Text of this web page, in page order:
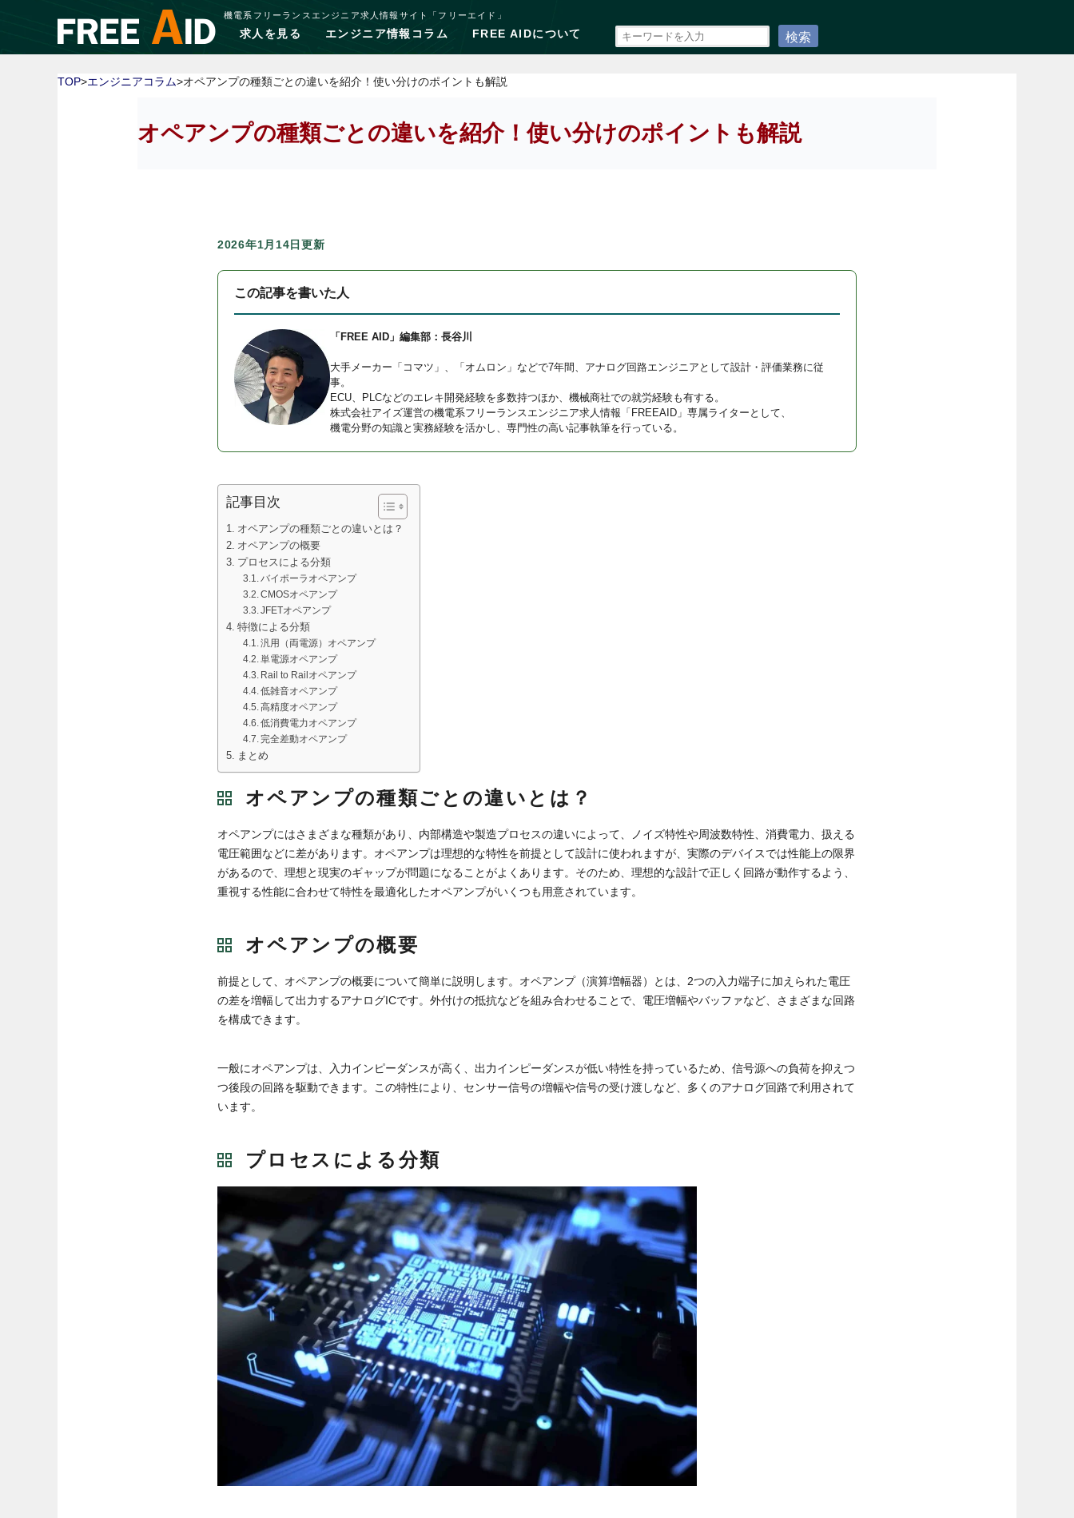
機電系フリーランスエンジニア求人情報サイト「フリーエイド」
求人を見る エンジニア情報コラム FREE AIDについて 検索
TOP>エンジニアコラム>オペアンプの種類ごとの違いを紹介！使い分けのポイントも解説
オペアンプの種類ごとの違いを紹介！使い分けのポイントも解説
2026年1月14日更新
この記事を書いた人
「FREE AID」編集部：長谷川
大手メーカー「コマツ」、「オムロン」などで7年間、アナログ回路エンジニアとして設計・評価業務に従
事。
ECU、PLCなどのエレキ開発経験を多数持つほか、機械商社での就労経験も有する。
株式会社アイズ運営の機電系フリーランスエンジニア求人情報「FREEAID」専属ライターとして、
機電分野の知識と実務経験を活かし、専門性の高い記事執筆を行っている。
記事目次
オペアンプの種類ごとの違いとは？
オペアンプの概要
プロセスによる分類
バイポーラオペアンプ
CMOSオペアンプ
JFETオペアンプ
特徴による分類
汎用（両電源）オペアンプ
単電源オペアンプ
Rail to Railオペアンプ
低雑音オペアンプ
高精度オペアンプ
低消費電力オペアンプ
完全差動オペアンプ
まとめ
オペアンプの種類ごとの違いとは？
オペアンプにはさまざまな種類があり、内部構造や製造プロセスの違いによって、ノイズ特性や周波数特性、消費電力、扱える
電圧範囲などに差があります。オペアンプは理想的な特性を前提として設計に使われますが、実際のデバイスでは性能上の限界
があるので、理想と現実のギャップが問題になることがよくあります。そのため、理想的な設計で正しく回路が動作するよう、
重視する性能に合わせて特性を最適化したオペアンプがいくつも用意されています。
オペアンプの概要
前提として、オペアンプの概要について簡単に説明します。オペアンプ（演算増幅器）とは、2つの入力端子に加えられた電圧
の差を増幅して出力するアナログICです。外付けの抵抗などを組み合わせることで、電圧増幅やバッファなど、さまざまな回路
を構成できます。
一般にオペアンプは、入力インピーダンスが高く、出力インピーダンスが低い特性を持っているため、信号源への負荷を抑えつ
つ後段の回路を駆動できます。この特性により、センサー信号の増幅や信号の受け渡しなど、多くのアナログ回路で利用されて
います。
プロセスによる分類